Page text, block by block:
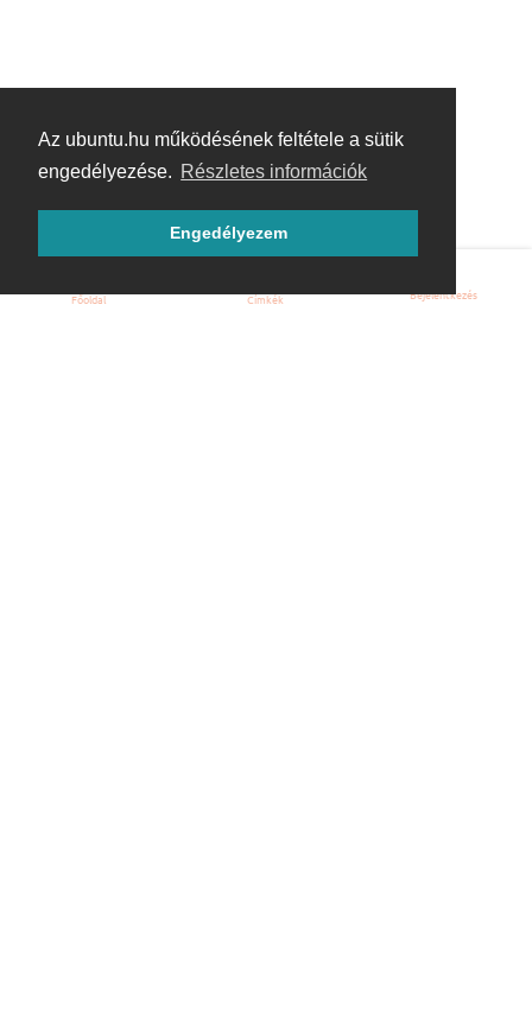
Az ubuntu.hu működésének feltétele a sütik
engedélyezése. Részletes információk
Engedélyezem
Főoldal Címkék Bejelentkezés